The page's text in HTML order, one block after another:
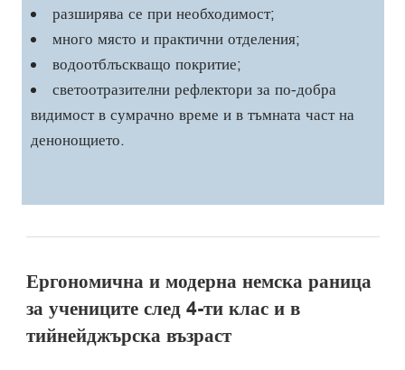
разширява се при необходимост;
много място и практични отделения;
водоотблъскващо покритие;
светоотразителни рефлектори за по-добра
видимост в сумрачно време и в тъмната част на
денонощието.
Ергономична и модерна немска раница
за учениците след 4-ти клас и в
тийнейджърска възраст